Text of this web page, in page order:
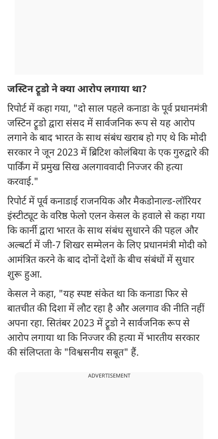
जस्टिन ट्रूडो ने क्या आरोप लगाया था?
रिपोर्ट में कहा गया, "दो साल पहले कनाडा के पूर्व प्रधानमंत्री
जस्टिन ट्रूडो द्वारा संसद में सार्वजनिक रूप से यह आरोप
लगाने के बाद भारत के साथ संबंध खराब हो गए थे कि मोदी
सरकार ने जून 2023 में ब्रिटिश कोलंबिया के एक गुरुद्वारे की
पार्किंग में प्रमुख सिख अलगाववादी निज्जर की हत्या
करवाई."
रिपोर्ट में पूर्व कनाडाई राजनयिक और मैकडोनाल्ड-लॉरियर
इंस्टीट्यूट के वरिष्ठ फेलो एलन केसल के हवाले से कहा गया
कि कार्नी द्वारा भारत के साथ संबंध सुधारने की पहल और
अल्बर्टा में जी-7 शिखर सम्मेलन के लिए प्रधानमंत्री मोदी को
आमंत्रित करने के बाद दोनों देशों के बीच संबंधों में सुधार
शुरू हुआ.
केसल ने कहा, "यह स्पष्ट संकेत था कि कनाडा फिर से
बातचीत की दिशा में लौट रहा है और अलगाव की नीति नहीं
अपना रहा. सितंबर 2023 में ट्रूडो ने सार्वजनिक रूप से
आरोप लगाया था कि निज्जर की हत्या में भारतीय सरकार
की संलिप्तता के "विश्वसनीय सबूत" हैं.
ADVERTISEMENT